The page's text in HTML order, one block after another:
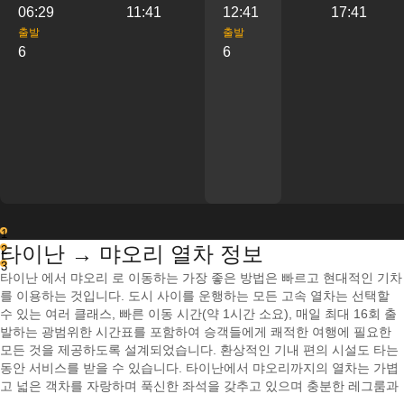
06:29 11:41
출발
6
12:41 17:41
출발
6
1
2
3
타이난 → 먀오리 열차 정보
타이난 에서 먀오리 로 이동하는 가장 좋은 방법은 빠르고 현대적인 기차
를 이용하는 것입니다. 도시 사이를 운행하는 모든 고속 열차는 선택할
수 있는 여러 클래스, 빠른 이동 시간(약 1시간 소요), 매일 최대 16회 출
발하는 광범위한 시간표를 포함하여 승객들에게 쾌적한 여행에 필요한
모든 것을 제공하도록 설계되었습니다. 환상적인 기내 편의 시설도 타는
동안 서비스를 받을 수 있습니다. 타이난에서 먀오리까지의 열차는 가볍
고 넓은 객차를 자랑하며 푹신한 좌석을 갖추고 있으며 충분한 레그룸과